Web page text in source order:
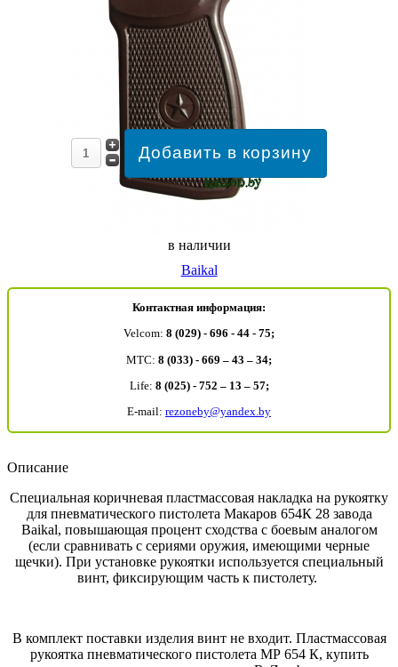
в наличии
Baikal
Контактная информация:
Velcom: 8 (029) - 696 - 44 - 75;
MTC: 8 (033) - 669 – 43 – 34;
Life: 8 (025) - 752 – 13 – 57;
E-mail: rezoneby@yandex.by
Описание
Специальная коричневая пластмассовая накладка на рукоятку
для пневматического пистолета Макаров 654К 28 завода
Baikal, повышающая процент сходства с боевым аналогом
(если сравнивать с сериями оружия, имеющими черные
щечки). При установке рукоятки используется специальный
винт, фиксирующим часть к пистолету.
В комплект поставки изделия винт не входит. Пластмассовая
рукоятка пневматического пистолета МР 654 К, купить